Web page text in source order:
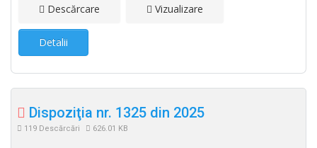
Descărcare Vizualizare
Detalii
Dispoziţia nr. 1325 din 2025
119 Descărcări 626.01 KB